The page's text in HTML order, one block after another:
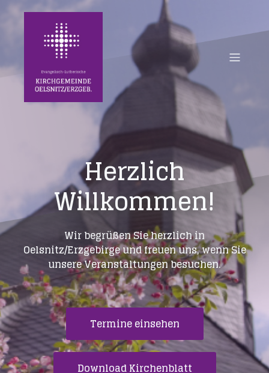
Herzlich
Willkommen!
Wir begrüßen Sie herzlich in
Oelsnitz/Erzgebirge und freuen uns, wenn Sie
unsere Veranstaltungen besuchen.
Termine einsehen
Download Kirchenblatt